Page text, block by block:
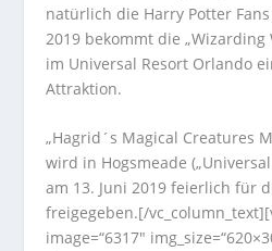
natürlich die Harry Potter
2019 bekommt die „Wizarding
im Universal Resort Orlando
Attraktion.
„Hagrid´s Magical Creatures
wird in Hogsmeade
am 13. Juni 2019 feierlich für
freigegeben.[/
image=“6317″